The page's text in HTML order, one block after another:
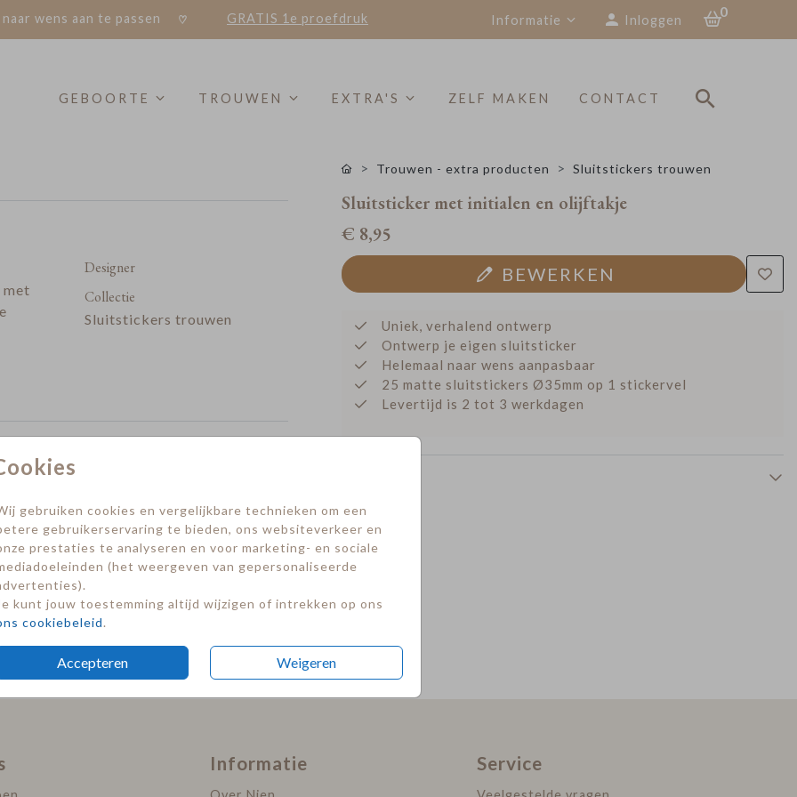
naar wens aan te passen GRATIS 1e proefdruk Informatie Inloggen
0
GEBOORTE TROUWEN EXTRA'S ZELF MAKEN CONTACT
gebruiken cookies en vergelijkbare technieken om een
gebruikerservaring te bieden, ons websiteverkeer en
prestaties te analyseren en voor marketing- en sociale
(het weergeven van gepersonaliseerde
kunt jouw toestemming altijd wijzigen of intrekken op ons
cookiebeleid.
Accepteren Weigeren
Designer
Collectie
Sluitstickers trouwen
Sluitsticker
Trouwen - extra producten Sluitstickers trouwen
Sluitsticker met initialen en olijftakje
€ 8,95
BEWERKEN
Uniek, verhalend ontwerp
Ontwerp je eigen sluitsticker
Helemaal naar wens aanpasbaar
25 matte sluitstickers Ø35mm op 1 stickervel
Levertijd is 2 tot 3 werkdagen
Informatie Service